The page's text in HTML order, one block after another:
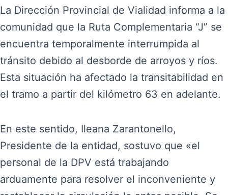
La Dirección Provincial de Vialidad informa a la
comunidad que la Ruta Complementaria “J” se
encuentra temporalmente interrumpida al
tránsito debido al desborde de arroyos y ríos.
Esta situación ha afectado la transitabilidad en
el tramo a partir del kilómetro 63 en adelante.
En este sentido, Ileana Zarantonello,
Presidente de la entidad, sostuvo que «el
personal de la DPV está trabajando
arduamente para resolver el inconveniente y